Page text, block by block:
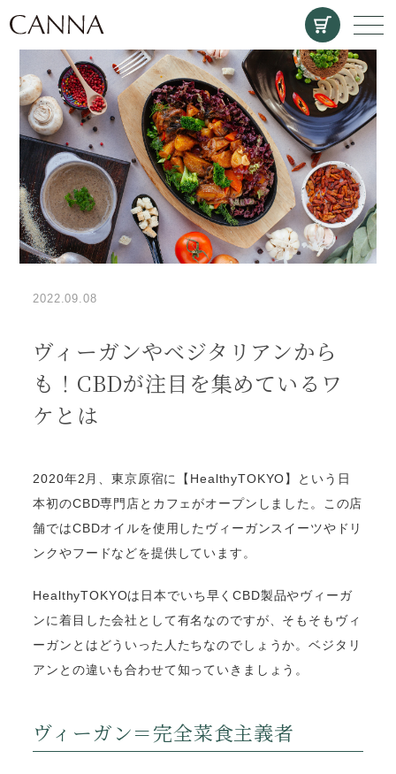
CANNA メ
2022.09.08
ヴィーガンやベジタリアンから
も！CBDが注目を集めているワ
ケとは
2020年2月、東京原宿に【HealthyTOKYO】という日
本初のCBD専門店とカフェがオープンしました。この店
舗ではCBDオイルを使用したヴィーガンスイーツやドリ
ンクやフードなどを提供しています。
HealthyTOKYOは日本でいち早くCBD製品やヴィーガ
ンに着目した会社として有名なのですが、そもそもヴィ
ーガンとはどういった人たちなのでしょうか。ベジタリ
アンとの違いも合わせて知っていきましょう。
ヴィーガン＝完全菜食主義者